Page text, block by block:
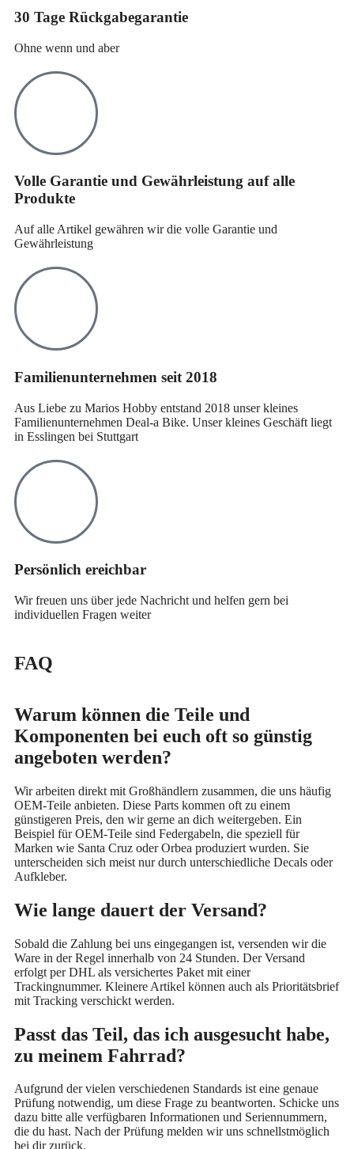
30 Tage Rückgabegarantie
Ohne wenn und aber
Volle Garantie und Gewährleistung auf alle
Produkte
Auf alle Artikel gewähren wir die volle Garantie und
Gewährleistung
Familienunternehmen seit 2018
Aus Liebe zu Marios Hobby entstand 2018 unser kleines
Familienunternehmen Deal-a Bike. Unser kleines Geschäft liegt
in Esslingen bei Stuttgart
Persönlich ereichbar
Wir freuen uns über jede Nachricht und helfen gern bei
individuellen Fragen weiter
FAQ
Warum können die Teile und
Komponenten bei euch oft so günstig
angeboten werden?
Wir arbeiten direkt mit Großhändlern zusammen, die uns häufig
OEM-Teile anbieten. Diese Parts kommen oft zu einem
günstigeren Preis, den wir gerne an dich weitergeben. Ein
Beispiel für OEM-Teile sind Federgabeln, die speziell für
Marken wie Santa Cruz oder Orbea produziert wurden. Sie
unterscheiden sich meist nur durch unterschiedliche Decals oder
Aufkleber.
Wie lange dauert der Versand?
Sobald die Zahlung bei uns eingegangen ist, versenden wir die
Ware in der Regel innerhalb von 24 Stunden. Der Versand
erfolgt per DHL als versichertes Paket mit einer
Trackingnummer. Kleinere Artikel können auch als Prioritätsbrief
mit Tracking verschickt werden.
Passt das Teil, das ich ausgesucht habe,
zu meinem Fahrrad?
Aufgrund der vielen verschiedenen Standards ist eine genaue
Prüfung notwendig, um diese Frage zu beantworten. Schicke uns
dazu bitte alle verfügbaren Informationen und Seriennummern,
die du hast. Nach der Prüfung melden wir uns schnellstmöglich
bei dir zurück.